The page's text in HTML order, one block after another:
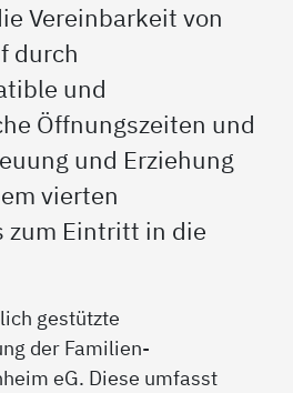
Vereinbarkeit von
durch
und
Öffnungszeiten und
und Erziehung
vierten
zum Eintritt in die
gestützte
der Familien-
eG. Diese umfasst